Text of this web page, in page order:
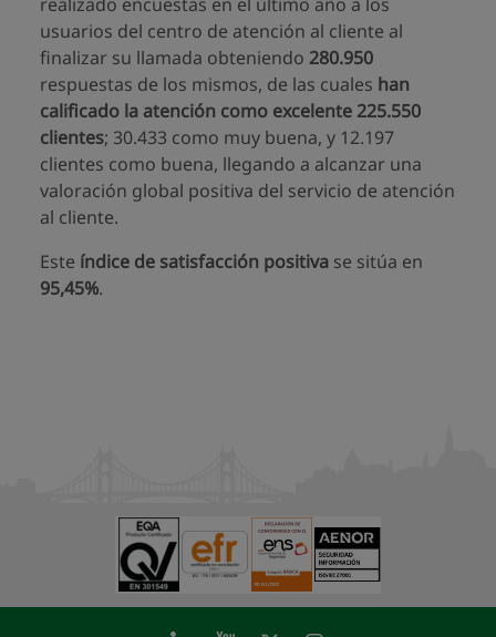
usuarios del centro de atención al cliente al
finalizar su llamada obteniendo 280.950
respuestas de los mismos, de las cuales han
calificado la atención como excelente 225.550
clientes; 30.433 como muy buena, y 12.197
clientes como buena, llegando a alcanzar una
valoración global positiva del servicio de atención
al cliente.
Este índice de satisfacción positiva se sitúa en
95,45%.